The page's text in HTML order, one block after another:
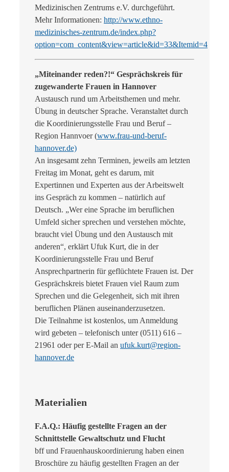
Medizinischen Zentrums e.V. durchgeführt.
Mehr Informationen: http://www.ethno-
medizinisches-zentrum.de/index.php?
option=com_content&view=article&id=33&Itemid=4
„Miteinander reden?!“ Gesprächskreis für
zugewanderte Frauen in Hannover
Austausch rund um Arbeitsthemen und mehr.
Übung in deutscher Sprache. Veranstaltet durch
die Koordinierungsstelle Frau und Beruf –
Region Hannvoer (www.frau-und-beruf-
hannover.de)
An insgesamt zehn Terminen, jeweils am letzten
Freitag im Monat, geht es darum, mit
Expertinnen und Experten aus der Arbeitswelt
ins Gespräch zu kommen – natürlich auf
Deutsch. „Wer eine Sprache im beruflichen
Umfeld sicher sprechen und verstehen möchte,
braucht viel Übung und den Austausch mit
anderen“, erklärt Ufuk Kurt, die in der
Koordinierungsstelle Frau und Beruf
Ansprechpartnerin für geflüchtete Frauen ist. Der
Gesprächskreis bietet Frauen viel Raum zum
Sprechen und die Gelegenheit, sich mit ihren
beruflichen Plänen auseinanderzusetzen.
Die Teilnahme ist kostenlos, um Anmeldung
wird gebeten – telefonisch unter (0511) 616 –
21961 oder per E-Mail an ufuk.kurt@region-
hannover.de
Materialien
F.A.Q.: Häufig gestellte Fragen an der
Schnittstelle Gewaltschutz und Flucht
bff und Frauenhauskoordinierung haben einen
Broschüre zu häufig gestellten Fragen an der